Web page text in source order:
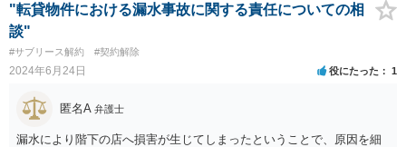
"転貸物件における漏水事故に関する責任についての相
談"
#サブリース解約 #契約解除
2024年6月24日 役にたった 1
匿名A 弁護士
漏水により階下の店へ損害が生じてしまったということで、原因を細